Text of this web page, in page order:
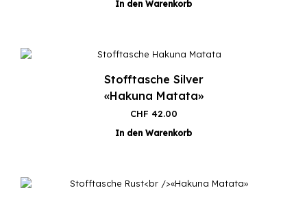
In den Warenkorb
Stofftasche Silver
«Hakuna Matata»
CHF 42.00
In den Warenkorb